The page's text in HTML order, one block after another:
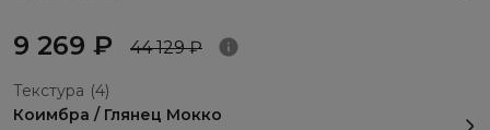
9 269 ₽ 44 129 ₽
Текстура (4)
Коимбра / Глянец Мокко